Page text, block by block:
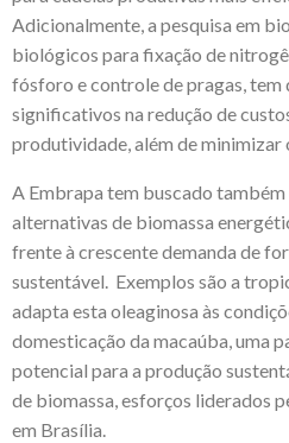
Adicionalmente, a pesquisa em
biológicos para fixação de
fósforo e controle de pragas,
significativos na redução de
produtividade, além de
A Embrapa tem buscado
alternativas de biomassa
frente à crescente demanda de
sustentável. Exemplos são a
adapta esta oleaginosa às
domesticação da macaúba, uma
potencial para a produção
de biomassa, esforços liderados
em Brasília.